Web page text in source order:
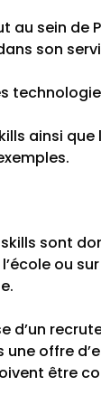
sein de
son
ainsi
sont
ou
d’un
offre
être